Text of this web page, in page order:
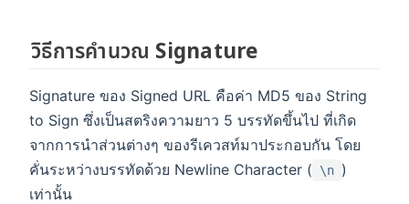
วิธีการคำนวณ Signature
Signature ของ Signed URL คือค่า MD5 ของ String
to Sign ซึ่งเป็นสตริงความยาว 5 บรรทัดขึ้นไป ที่เกิด
จากการนำส่วนต่างๆ ของรีเควสท์มาประกอบกัน โดย
คั่นระหว่างบรรทัดด้วย Newline Character (
\n )
เท่านั้น